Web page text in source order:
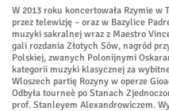
W 2013 roku koncertowała Rzymie
przez telewizję – oraz w Bazylice
muzyki sakralnej wraz z Maestro
gali rozdania Złotych Sów, nagród
Polskiej, zwanych Polonijnymi
kategorii muzyki klasycznej za
Wloszech partię Rozyny w operze
Odbyła tourneè po Stanach
prof. Stanleyem Alexandrowiczem.